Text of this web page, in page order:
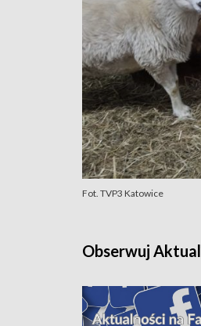
Fot. TVP3 Katowice
Obserwuj